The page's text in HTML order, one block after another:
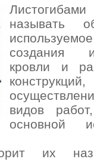
называть
создания
кровли и
видов
основной
их